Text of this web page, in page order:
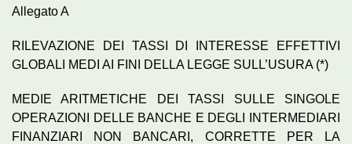
Allegato A
RILEVAZIONE DEI TASSI DI INTERESSE EFFETTIVI
GLOBALI MEDI AI FINI DELLA LEGGE SULL’USURA (*)
MEDIE ARITMETICHE DEI TASSI SULLE SINGOLE
OPERAZIONI DELLE BANCHE E DEGLI INTERMEDIARI
FINANZIARI NON BANCARI, CORRETTE PER LA